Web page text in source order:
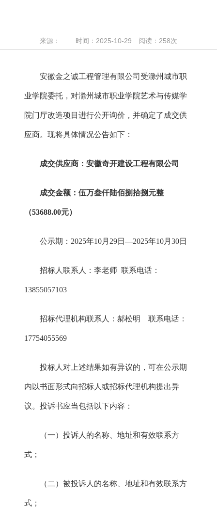
来源： 时间：2025-10-29 阅读： 258次
安徽金之诚工程管理有限公司 受滁州城市职
业学院委托，对滁州城市职业学院艺术与传媒学
院门厅改造项目 进行公开询价 ， 并确定了 成交供
应商。现将具体情况公告如下：
成交供应商 ：安徽奇开建设工程有限公司
成交金额 ： 伍万叁仟陆佰捌拾捌元整
（53688.00元）
公示期： 2025年10月29日—2025年10月30日
招标 人 联系人： 李老师 联系电话：
13855057103
招标代理机构联系人：郝松明 联系电话：
17754055569
投标人对上述结果如有异议的，可在公示期
内以书面形式向招标人或招标代理机构提出异
议。投诉书应当包括以下内容 ：
（一）投诉人的名称、地址和有效联系方
式；
（二）被投诉人的名称、地址和有效联系方
式；